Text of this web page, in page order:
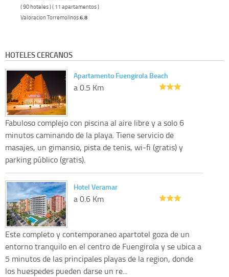
( 90 hoteles ) ( 11 apartamentos )
Valoracion Torremolinos6.8
HOTELES CERCANOS
Apartamento Fuengirola Beach
a 0.5 Km
Fabuloso complejo con piscina al aire libre y a solo 6
minutos caminando de la playa. Tiene servicio de
masajes, un gimansio, pista de tenis, wi-fi (gratis) y
parking público (gratis).
Hotel Veramar
a 0.6 Km
Este completo y contemporaneo apartotel goza de un
entorno tranquilo en el centro de Fuengirola y se ubica a
5 minutos de las principales playas de la region, donde
los huespedes pueden darse un re...